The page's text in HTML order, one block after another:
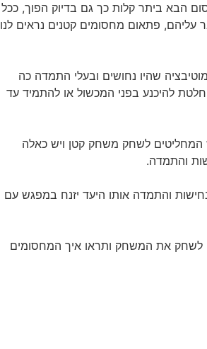
הבא ביתר קלות כך גם בדיוק הפוך, ככל
עליהם, פתאום מחסומים קטנים נראים לנו
שהיו נחושים ובעלי התמדה כה
להיכנע בפני המכשול או להתמיד עד
המחליטים לשחק משחק קטן ויש כאלה
והתמדה.
והתמדה אותו היעד יזנח במפגש עם
לשחק את המשחק ותראו איך המחסומים